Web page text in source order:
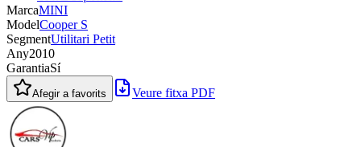
MarcaMINI
ModelCooper S
SegmentUtilitari Petit
Any2010
GarantiaSí
Afegir a favorits Veure fitxa PDF